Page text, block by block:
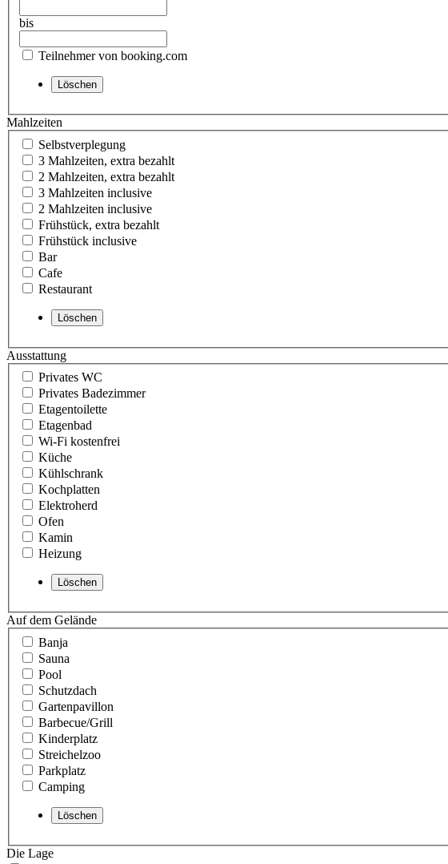
bis
Teilnehmer von booking.com
Mahlzeiten
Selbstverplegung
3 Mahlzeiten, extra bezahlt
2 Mahlzeiten, extra bezahlt
3 Mahlzeiten inclusive
2 Mahlzeiten inclusive
Frühstück, extra bezahlt
Frühstück inclusive
Bar
Cafe
Restaurant
Ausstattung
Privates WC
Privates Badezimmer
Etagentoilette
Etagenbad
Wi-Fi kostenfrei
Küche
Kühlschrank
Kochplatten
Elektroherd
Ofen
Kamin
Heizung
Auf dem Gelände
Banja
Sauna
Pool
Schutzdach
Gartenpavillon
Barbecue/Grill
Kinderplatz
Streichelzoo
Parkplatz
Camping
Die Lage